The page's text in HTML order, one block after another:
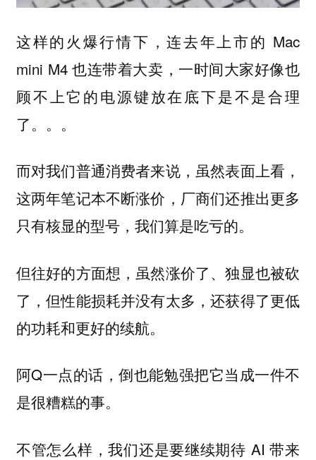
这样的火爆行情下，连去年上市的 Mac
mini M4 也连带着大卖，一时间大家好像也
顾不上它的电源键放在底下是不是合理
了。。。
而对我们普通消费者来说，虽然表面上看，
这两年笔记本不断涨价，厂商们还推出更多
只有核显的型号，我们算是吃亏的。
但往好的方面想，虽然涨价了、独显也被砍
了，但性能损耗并没有太多，还获得了更低
的功耗和更好的续航。
阿Q一点的话，倒也能勉强把它当成一件不
是很糟糕的事。
不管怎么样，我们还是要继续期待 AI 带来